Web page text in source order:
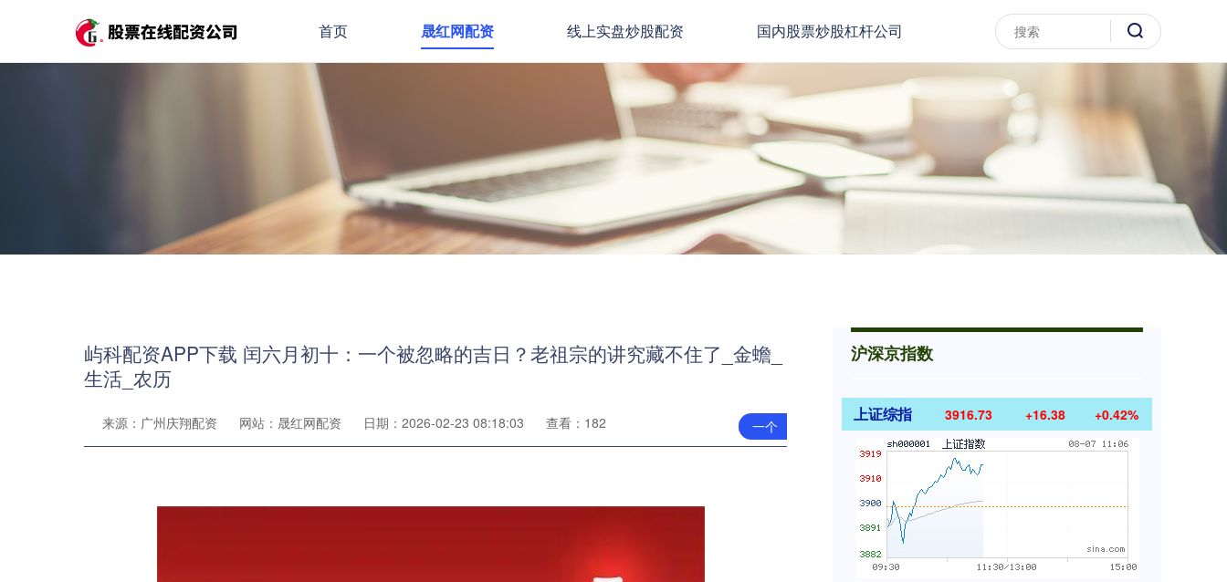
首页 晟红网配资 线上实盘炒股配资 国内股票炒股杠杆公司
屿科配资APP下载 闰六月初十：一个被忽略的吉日？老祖宗的讲究藏不住了_金蟾_
生活_农历
一个
来源：广州庆翔配资 网站：晟红网配资 日期：2026-02-23 08:18:03 查看：182
沪深京指数
上证综指 3916.73 +16.38 +0.42%